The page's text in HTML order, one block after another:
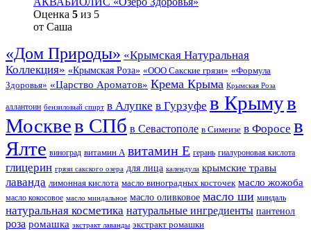
Оценка 5 из 5
от Саша
«Дом Природы» «Крымская Натуральная
Коллекция» «Крымская Роза» «ООО Сакские грязи» «Формула
Здоровья» «Царство Ароматов» Крема Крыма Крымская Роза
аллантоин бензиловый спирт в Алупке в Гурзуфе в Крымув
Москвев СПб в Севастополе в Симеизе в Форосе в
Ялте виноград витамин А витамин Е герань гиалуроновая кислота
глицерин грязи сакского озера для лица календула крымские травы
лаванда лимонная кислота масло виноградных косточек масло жожоба
масло кокосовое масло миндальное масло оливковое масло ши миндаль
натуральная косметика натуральные ингредиенты пантенол
роза ромашка экстракт лаванды экстракт ромашки